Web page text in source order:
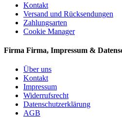
Kontakt
Versand und Rücksendungen
Zahlungsarten
Cookie Manager
Firma Firma, Impressum &
Über uns
Kontakt
Impressum
Widerrufsrecht
Datenschutzerklärung
AGB